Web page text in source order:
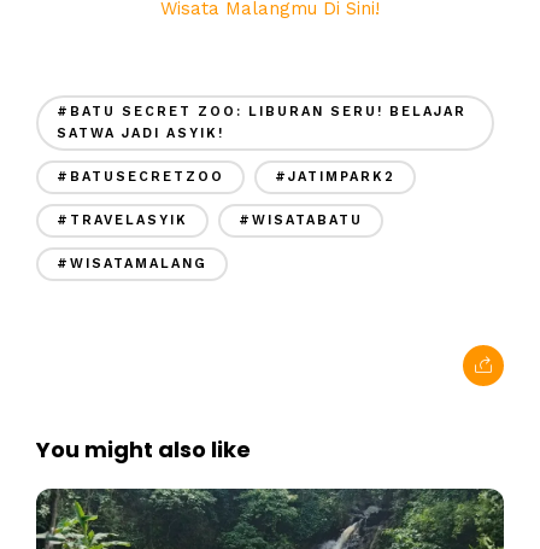
Wisata Malangmu Di Sini!
#BATU SECRET ZOO: LIBURAN SERU! BELAJAR
SATWA JADI ASYIK!
#BATUSECRETZOO #JATIMPARK2
#TRAVELASYIK #WISATABATU
#WISATAMALANG
You might also like